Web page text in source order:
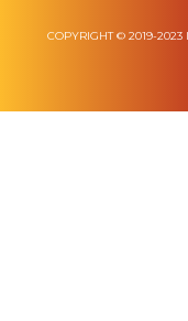
COPYRIGHT © 2019-